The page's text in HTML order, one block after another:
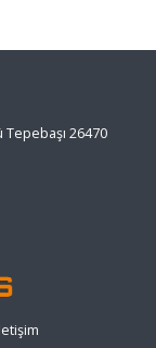
26470